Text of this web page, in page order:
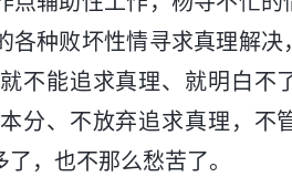
各种败坏性情寻求真理解
不能追求真理、就明白不
分、不放弃追求真理，不
，也不那么愁苦了。